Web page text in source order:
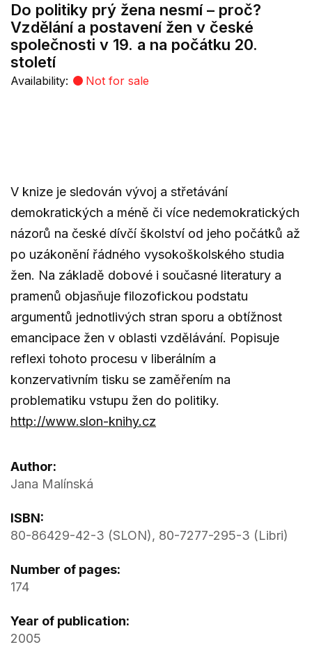
Do politiky prý žena nesmí – proč?
Vzdělání a postavení žen v české
společnosti v 19. a na počátku 20.
století
Availability: Not for sale
V knize je sledován vývoj a střetávání
demokratických a méně či více nedemokratických
názorů na české dívčí školství od jeho počátků až
po uzákonění řádného vysokoškolského studia
žen. Na základě dobové i současné literatury a
pramenů objasňuje filozofickou podstatu
argumentů jednotlivých stran sporu a obtížnost
emancipace žen v oblasti vzdělávání. Popisuje
reflexi tohoto procesu v liberálním a
konzervativním tisku se zaměřením na
problematiku vstupu žen do politiky.
http://www.slon-knihy.cz
Author:
Jana Malínská
ISBN:
80-86429-42-3 (SLON), 80-7277-295-3 (Libri)
Number of pages:
174
Year of publication:
2005